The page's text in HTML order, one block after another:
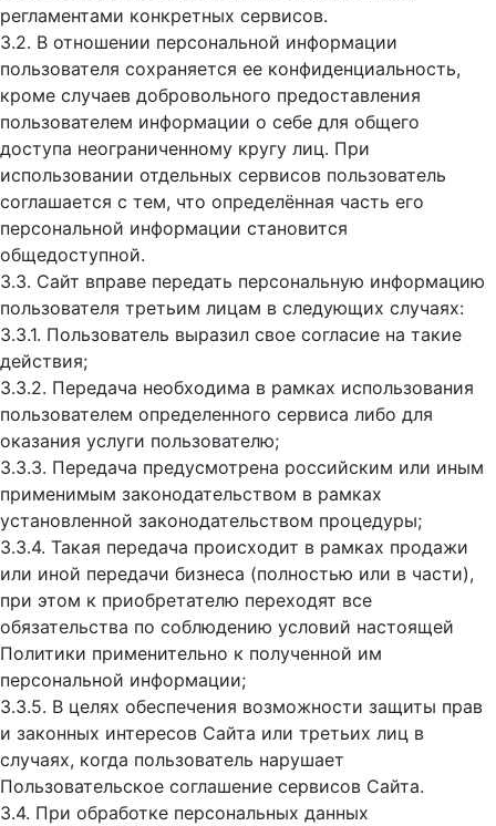
регламентами конкретных сервисов.
3.2. В отношении персональной информации
пользователя сохраняется ее конфиденциальность,
кроме случаев добровольного предоставления
пользователем информации о себе для общего
доступа неограниченному кругу лиц. При
использовании отдельных сервисов пользователь
соглашается с тем, что определённая часть его
персональной информации становится
общедоступной.
3.3. Сайт вправе передать персональную информацию
пользователя третьим лицам в следующих случаях:
3.3.1. Пользователь выразил свое согласие на такие
действия;
3.3.2. Передача необходима в рамках использования
пользователем определенного сервиса либо для
оказания услуги пользователю;
3.3.3. Передача предусмотрена российским или иным
применимым законодательством в рамках
установленной законодательством процедуры;
3.3.4. Такая передача происходит в рамках продажи
или иной передачи бизнеса (полностью или в части),
при этом к приобретателю переходят все
обязательства по соблюдению условий настоящей
Политики применительно к полученной им
персональной информации;
3.3.5. В целях обеспечения возможности защиты прав
и законных интересов Сайта или третьих лиц в
случаях, когда пользователь нарушает
Пользовательское соглашение сервисов Сайта.
3.4. При обработке персональных данных